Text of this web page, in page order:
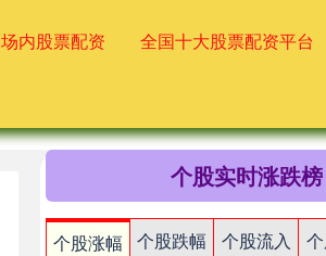
场内股票配资 全国十大股票配资平台
个股实时涨跌榜
个股涨幅 个股跌幅 个股流入